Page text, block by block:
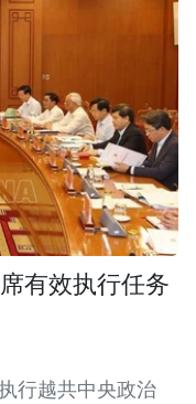
有效执行任务
行越共中央政治